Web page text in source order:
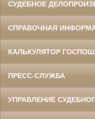
СУДЕБНОЕ
СПРАВОЧНАЯ
КАЛЬКУЛЯТОР
ПРЕСС-СЛУЖБА
УПРАВЛЕНИЕ